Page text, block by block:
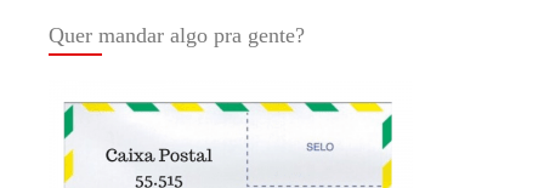
Quer mandar algo pra gente?